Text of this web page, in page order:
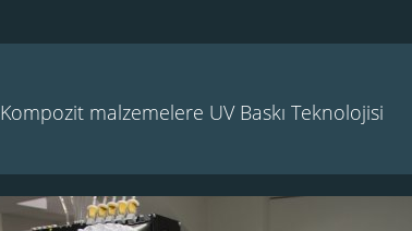
Kompozit malzemelere UV Baskı Teknolojisi